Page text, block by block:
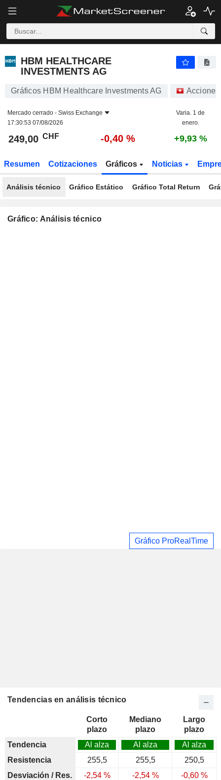
HBM HEALTHCARE
INVESTMENTS AG
Gráficos HBM Healthcare Investments AG Acciones
Mercado cerrado - Swiss Exchange
17:30:53 07/08/2026
Varia. 1 de
enero.
249,00 CHF -0,40 % +9,93 %
Resumen Cotizaciones Gráficos Noticias
Análisis técnico Gráfico Estático Gráfico Total Return
Gráfico: Análisis técnico
Gráfico ProRealTime
Tendencias en análisis técnico
Corto
plazo
Mediano
plazo
Largo
plazo
Tendencia
Al alza Al alza
Al alza
Resistencia
255,5 255,5
250,5
Desviación / Res.
-2,54 % -2,54 %
-0,60 %